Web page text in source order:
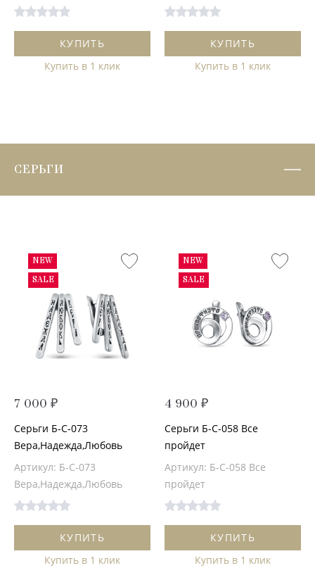
КУПИТЬ
Купить в 1 клик
КУПИТЬ
Купить в 1 клик
СЕРЬГИ
NEW
SALE
7 000 ₽
Серьги Б-С-073
Вера,Надежда,Любовь
Артикул: Б-С-073
Вера,Надежда,Любовь
КУПИТЬ
Купить в 1 клик
NEW
SALE
4 900 ₽
Серьги Б-С-058 Все
пройдет
Артикул: Б-С-058 Все
пройдет
КУПИТЬ
Купить в 1 клик